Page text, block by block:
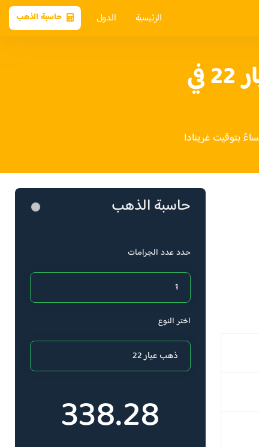
الرئيسية الدول حاسبة الذهب
سعر الذهب عيار 22 في
حاسبة الذهب
حدد عدد الجرامات
اختر النوع
338.28